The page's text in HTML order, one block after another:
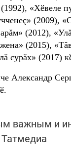
«Хӗвеле
(2009),
(2012),
(2015),
сурăх» (2017)
Александр
важным и
Татмедиа